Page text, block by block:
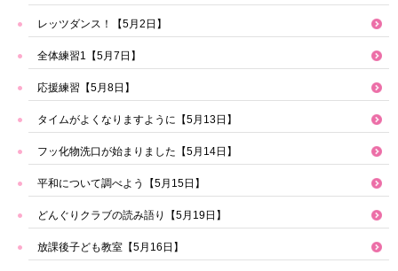
レッツダンス！【5月2日】
全体練習1【5月7日】
応援練習【5月8日】
タイムがよくなりますように【5月13日】
フッ化物洗口が始まりました【5月14日】
平和について調べよう【5月15日】
どんぐりクラブの読み語り【5月19日】
放課後子ども教室【5月16日】